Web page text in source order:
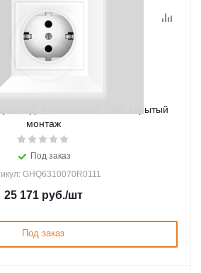
выход, 4-канальный, 24В, скрытый
монтаж
Под заказ
GHQ6310070R0111
25 171руб./шт
Под заказ